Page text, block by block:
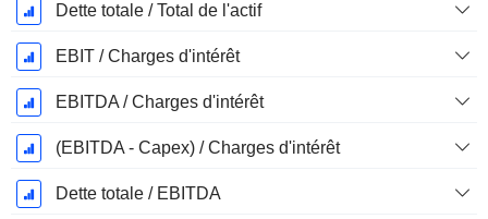
Dette totale / Total de l'actif
EBIT / Charges d'intérêt
EBITDA / Charges d'intérêt
(EBITDA - Capex) / Charges d'intérêt
Dette totale / EBITDA